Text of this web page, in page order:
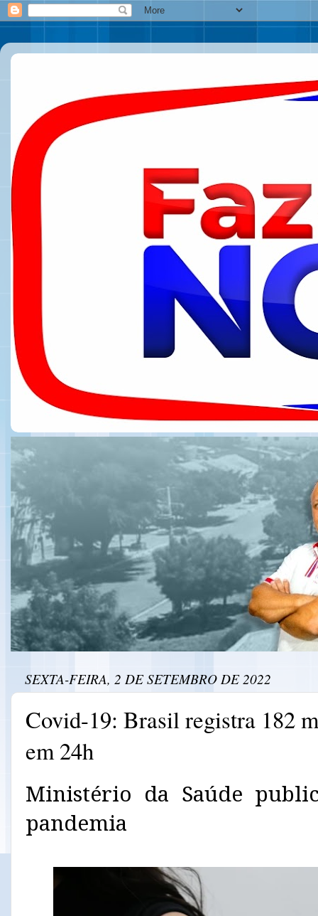
SEXTA-FEIRA, 2 DE SETEMBRO DE 2022
Covid-19: Brasil registra 182
em 24h
Ministério da Saúde
pandemia